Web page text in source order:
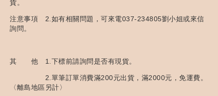
貨。
注意事項 2.如有相關問題，可來電037-234805劉小姐或來信
詢問。
其 他 1.下標前請詢問是否有現貨。
2.單筆訂單消費滿200元出貨，滿2000元，免運費。
〈離島地區另計〉